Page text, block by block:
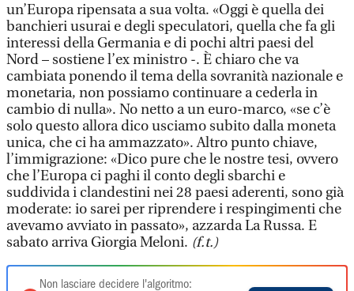
un’Europa ripensata a sua volta. «Oggi è quella dei
banchieri usurai e degli speculatori, quella che fa gli
interessi della Germania e di pochi altri paesi del
Nord – sostiene l’ex ministro -. È chiaro che va
cambiata ponendo il tema della sovranità nazionale e
monetaria, non possiamo continuare a cederla in
cambio di nulla». No netto a un euro-marco, «se c’è
solo questo allora dico usciamo subito dalla moneta
unica, che ci ha ammazzato». Altro punto chiave,
l’immigrazione: «Dico pure che le nostre tesi, ovvero
che l’Europa ci paghi il conto degli sbarchi e
suddivida i clandestini nei 28 paesi aderenti, sono già
moderate: io sarei per riprendere i respingimenti che
avevamo avviato in passato», azzarda La Russa. E
sabato arriva Giorgia Meloni. (f.t.)
Non lasciare decidere l'algoritmo: